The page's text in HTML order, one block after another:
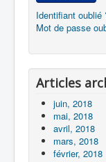
Identifiant oublié
Mot de passe
Articles
juin, 2018
mai, 2018
avril, 2018
mars, 2018
février, 2018